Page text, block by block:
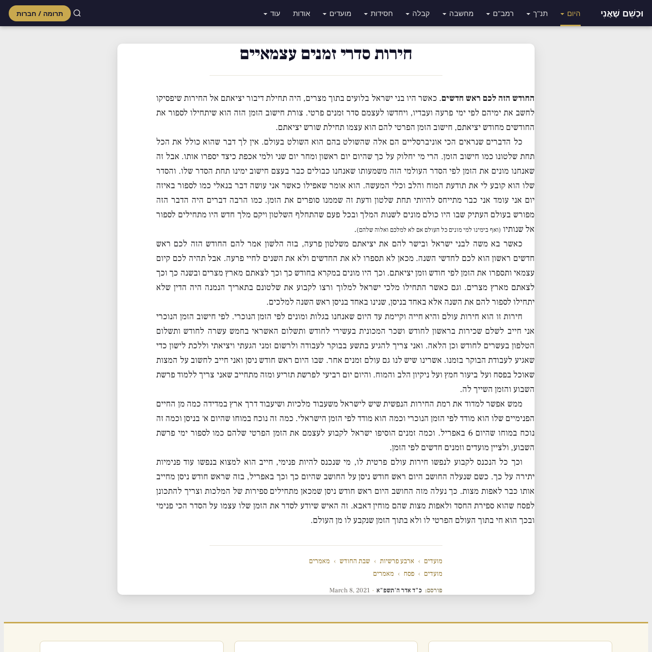
וּכְשֵׁם שֶׁאֲנִי היום תנ"ך רמב"ם מחשבה קבלה חסידות מועדים אודות עוד תרומה / חברות
חירות סדרי זמנים עצמאיים
החודש הזה לכם ראש חדשים. כאשר היו בני ישראל בלועים בתוך מצרים, היה תחילת דיבור יציאתם אל החירות שיפסיקו
לחשב את ימיהם לפי ימי פרעה ועבדיו, ויחדשו לעצמם סדר זמנים פרטי. צורת חישוב הזמן הזה הוא שיתחילו לספור את
החודשים מחודש יציאתם, חישוב הזמן הפרטי להם הוא עצמו תחילת שורש יציאתם.
כל הדברים שנראים הכי אוניברסליים הם אלה שהשולט בהם הוא השולט בעולם. אין לך דבר שהוא כולל את הכל
תחת שלטונו כמו חישוב הזמן. הרי מי יחלוק על כך שהיום יום ראשון ומחר יום שני ולמי אכפת כיצד יספרו אותו. אבל זה
שאנחנו מונים את הזמן לפי הסדר העולמי הזה משמעותו שאנחנו כבולים כבר בעצם חישוב ימינו תחת הסדר שלו. והסדר
שלו הוא קובע לי את תודעת המוח והלב וכלי המעשה. הוא אומר שאפילו כאשר אני עושה דבר בנאלי כמו לספור באיזה
יום אני עומד אני כבר מתייחס להיותי תחת שלטון ודעת זה שממנו סופרים את הזמן. כמו הרבה דברים היה הדבר הזה
מפורש בעולם העתיק שבו היו כולם מונים לשנות המלך ובכל פעם שהתחלף השלטון ויקם מלך חדש היו מתחילים לספור
אל שנותיו (ואף בימינו למי מונים כל העולם אם לא למלכם ואלוה שלהם).
כאשר בא משה לבני ישראל ובישר להם את יציאתם משלטון פרעה, בזה הלשון אמר להם החודש הזה לכם ראש
חדשים ראשון הוא לכם לחדשי השנה. מכאן לא תספרו לא את החדשים ולא את השנים לחיי פרעה. אבל תהיה לכם קיום
עצמאי ותספרו את הזמן לפי חודש וזמן יציאתם. וכך היו מונים במקרא בחודש כך וכך לצאתם מארץ מצרים ובשנה כך וכך
לצאתם מארץ מצרים. וגם כאשר התחילו מלכי ישראל למלוך ורצו לקבוע את שלטונם בתאריך הנמנה היה הדין שלא
יתחילו לספור להם את השנה אלא באחד בניסן, שנינו באחד בניסן ראש השנה למלכים.
חירות זו הוא חירות עולם והיא חייה וקיימת עד היום שאנחנו בגלות ומונים לפי הזמן הנוכרי. לפי חישוב הזמן הנוכרי
אני חייב לשלם שכירות בראשון לחודש ושכר המכונית בעשירי לחודש ותשלום האשראי בחמש עשרה לחודש ותשלום
הטלפון בעשרים לחודש וכן הלאה. ואני צריך להגיע בתשע בבוקר לעבודה ולרשום זמני הגעתי ויציאתי וללכת לישון כדי
שאגיע לעבודת הבוקר בזמנו. אשרינו שיש לנו גם עולם זמנים אחר. שבו היום ראש חודש ניסן ואני חייב לחשוב על המצות
שאוכל בפסח ועל ביעור חמץ ועל ניקיון הלב והמוח. והיום יום רביעי לפרשת תזריע ומזה מתחייב שאני צריך ללמוד פרשת
השבוע והזמן השייך לה.
ממש אפשר למדוד את רמת החירות הנפשית שיש לישראל משעבוד מלכיות ושיעבוד דרך ארץ במדידה כמה מן החיים
הפנימיים שלו הוא מודד לפי הזמן הנוכרי וכמה הוא מודד לפי הזמן הישראלי. כמה זה נוכח במוחו שהיום א׳ בניסן וכמה זה
נוכח במוחו שהיום 6 באפריל. וכמה זמנים הוסיפו ישראל לקבוע לעצמם את הזמן הפרטי שלהם כמו לספור ימי פרשת
השבוע, ולציין מועדים וזמנים חדשים לפי הזמן.
וכך כל הנכנס לקבוע לנפשו חירות עולם פרטית לו, מי שנכנס להיות פנימי, חייב הוא למצוא בנפשו עוד פנימיות
יתירה על כך. כשם שנעלה החושב היום ראש חודש ניסן על החושב שהיום כך וכך באפריל, בזה שראש חודש ניסן מחייב
אותו כבר לאפות מצות. כך נעלה מזה החושב היום ראש חודש ניסן שמכאן מתחילים ספירות של המלכות וצריך להתכונן
לפסח שהוא ספירת החסד ולאפות מצות שהם מוחין דאבא. זה האיש שיודע לסדר את הזמן שלו עצמו על הסדר הכי פנימי
ובכך הוא חי בתוך העולם הפרטי לו ולא בתוך הזמן שנקבע לו מן העולם.
מועדים › ארבע פרשיות › שבת החודש › מאמרים
מועדים › פסח › מאמרים
פורסם: כ"ד אדר ה'תשפ"א ·
March 8, 2021